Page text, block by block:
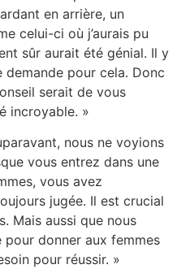
en arrière, un
celui-ci où j’aurais pu
sûr aurait été génial. Il y
pour cela. Donc
serait de vous
incroyable. »
nous ne voyions
vous entrez dans une
vous avez
jugée. Il est crucial
Mais aussi que nous
donner aux femmes
pour réussir. »